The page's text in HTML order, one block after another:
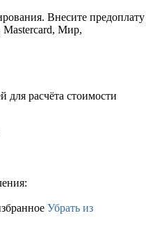
Внесите предоплату
Мир,
для расчёта стоимости
Убрать из